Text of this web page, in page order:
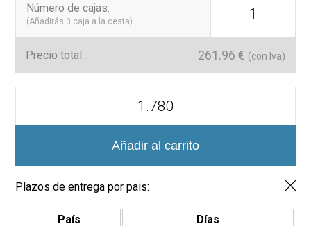
superficie del Flat Black es mate y elegante, mientras que el
Rainbow aporta una leve variabilidad de color que garantiza
Ideal para proyectos con personalidad
zonas comerciales, esta combinación añade un toque
glamuroso sin renunciar a la funcionalidad. También disponible
para ajustar proporciones o añadir muestras personalizadas
Número de cajas:
(Añadirás 0 caja a la cesta) 1
Precio total: 261.96 € (con Iva)
7,5X30
cantidad
Añadir al carrito
Plazos de entrega por pais:
País
Días